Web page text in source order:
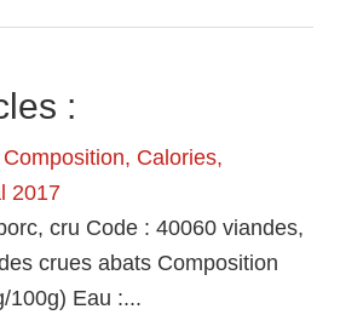
:
Calories,
2017
cru Code : 40060 viandes,
crues abats Composition
100g) Eau :...